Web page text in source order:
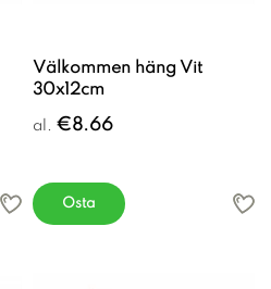
Välkommen häng Vit
30x12cm
al. €8.66
Osta